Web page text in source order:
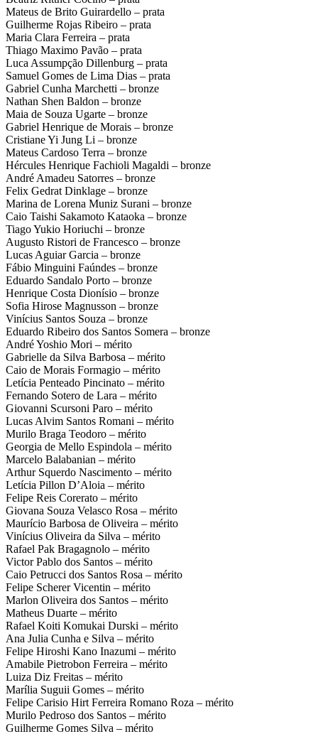
Mateus de Brito Guirardello – prata
Guilherme Rojas Ribeiro – prata
Maria Clara Ferreira – prata
Thiago Maximo Pavão – prata
Luca Assumpção Dillenburg – prata
Samuel Gomes de Lima Dias – prata
Gabriel Cunha Marchetti – bronze
Nathan Shen Baldon – bronze
Maia de Souza Ugarte – bronze
Gabriel Henrique de Morais – bronze
Cristiane Yi Jung Li – bronze
Mateus Cardoso Terra – bronze
Hércules Henrique Fachioli Magaldi – bronze
André Amadeu Satorres – bronze
Felix Gedrat Dinklage – bronze
Marina de Lorena Muniz Surani – bronze
Caio Taishi Sakamoto Kataoka – bronze
Tiago Yukio Horiuchi – bronze
Augusto Ristori de Francesco – bronze
Lucas Aguiar Garcia – bronze
Fábio Minguini Faúndes – bronze
Eduardo Sandalo Porto – bronze
Henrique Costa Dionísio – bronze
Sofia Hirose Magnusson – bronze
Vinícius Santos Souza – bronze
Eduardo Ribeiro dos Santos Somera – bronze
André Yoshio Mori – mérito
Gabrielle da Silva Barbosa – mérito
Caio de Morais Formagio – mérito
Letícia Penteado Pincinato – mérito
Fernando Sotero de Lara – mérito
Giovanni Scursoni Paro – mérito
Lucas Alvim Santos Romani – mérito
Murilo Braga Teodoro – mérito
Georgia de Mello Espindola – mérito
Marcelo Balabanian – mérito
Arthur Squerdo Nascimento – mérito
Letícia Pillon D’Aloia – mérito
Felipe Reis Corerato – mérito
Giovana Souza Velasco Rosa – mérito
Maurício Barbosa de Oliveira – mérito
Vinícius Oliveira da Silva – mérito
Rafael Pak Bragagnolo – mérito
Victor Pablo dos Santos – mérito
Caio Petrucci dos Santos Rosa – mérito
Felipe Scherer Vicentin – mérito
Marlon Oliveira dos Santos – mérito
Matheus Duarte – mérito
Rafael Koiti Komukai Durski – mérito
Ana Julia Cunha e Silva – mérito
Felipe Hiroshi Kano Inazumi – mérito
Amabile Pietrobon Ferreira – mérito
Luiza Diz Freitas – mérito
Marília Suguii Gomes – mérito
Felipe Carisio Hirt Ferreira Romano Roza – mérito
Murilo Pedroso dos Santos – mérito
Guilherme Gomes Silva – mérito